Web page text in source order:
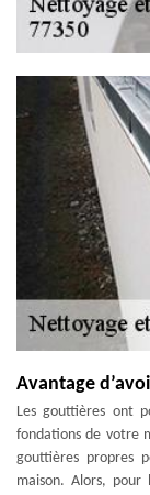
Avantage
Les gouttières ont
fondations de votre
gouttières propres
maison. Alors,